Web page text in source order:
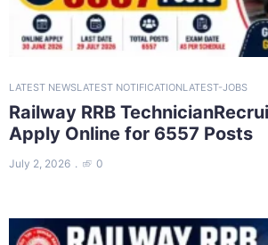
LATEST NEWSLATEST NOTIFICATIONLATEST-JOBS
Railway RRB
Apply Online for 6557 Posts
July 2, 2026 0